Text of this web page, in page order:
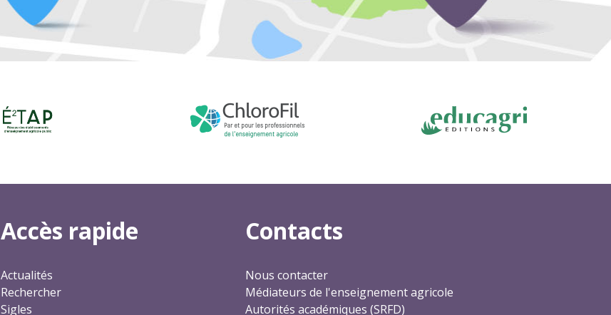
Accès rapide
Actualités
Rechercher
Sigles
Contacts
Nous contacter
Médiateurs de l'enseignement agricole
Autorités académiques (SRFD)